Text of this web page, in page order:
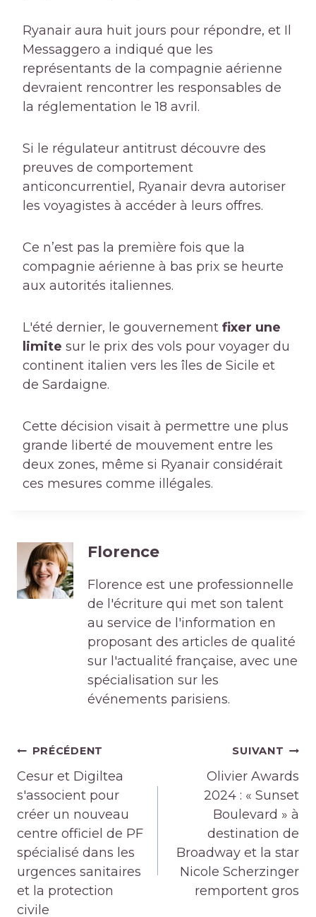
Ryanair aura huit jours pour répondre, et Il
Messaggero a indiqué que les
représentants de la compagnie aérienne
devraient rencontrer les responsables de
la réglementation le 18 avril.
Si le régulateur antitrust découvre des
preuves de comportement
anticoncurrentiel, Ryanair devra autoriser
les voyagistes à accéder à leurs offres.
Ce n’est pas la première fois que la
compagnie aérienne à bas prix se heurte
aux autorités italiennes.
L'été dernier, le gouvernement fixer une
limite sur le prix des vols pour voyager du
continent italien vers les îles de Sicile et
de Sardaigne.
Cette décision visait à permettre une plus
grande liberté de mouvement entre les
deux zones, même si Ryanair considérait
ces mesures comme illégales.
Florence
Florence est une professionnelle
de l'écriture qui met son talent
au service de l'information en
proposant des articles de qualité
sur l'actualité française, avec une
spécialisation sur les
événements parisiens.
Navigation
de
l’article
PRÉCÉDENT
Cesur et Digiltea
s'associent pour
créer un nouveau
centre officiel de PF
spécialisé dans les
urgences sanitaires
et la protection
civile
SUIVANT
Olivier Awards
2024 : « Sunset
Boulevard » à
destination de
Broadway et la star
Nicole Scherzinger
remportent gros